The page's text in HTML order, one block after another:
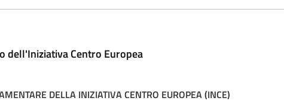
dell'Iniziativa Centro Europea
DELLA INIZIATIVA CENTRO EUROPEA (INCE)